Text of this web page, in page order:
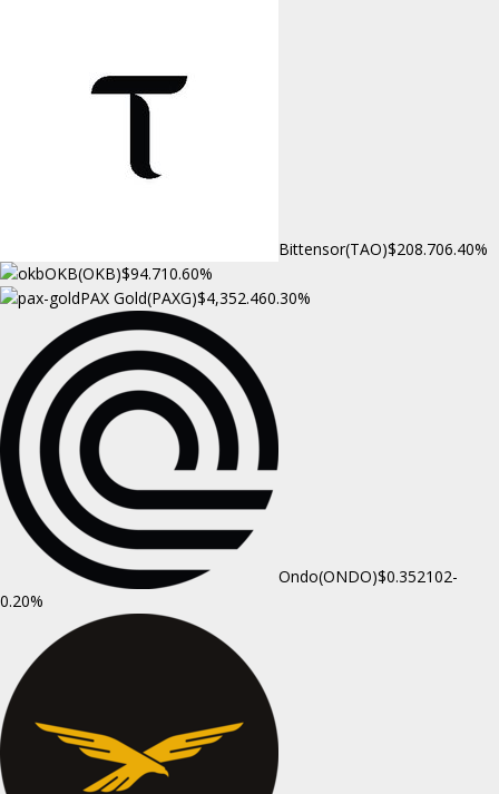
Bittensor(TAO)$208.706.40%
OKB(OKB)$94.710.60%
PAX Gold(PAXG)$4,352.460.30%
Ondo(ONDO)$0.352102-
0.20%